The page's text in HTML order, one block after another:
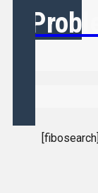
[fibosearch]